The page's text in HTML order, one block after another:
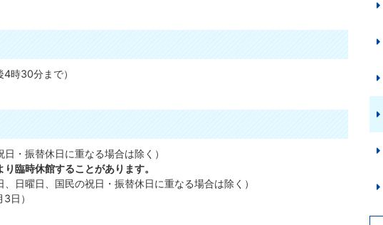
時30分まで）
・振替休日に重なる場合は除く）
臨時休館することがあります。
日曜日、国民の祝日・振替休日に重なる場合は除く）
日）